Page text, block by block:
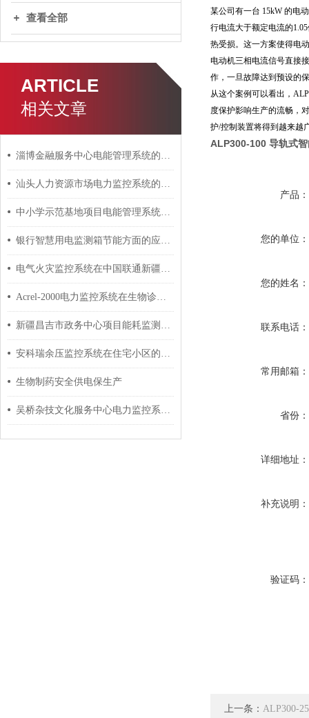
查看全部
ARTICLE
相关文章
淄博金融服务中心电能管理系统的设计与应用
汕头人力资源市场电力监控系统的研究与应用
中小学示范基地项目电能管理系统的设计与应用
银行智慧用电监测箱节能方面的应用前景
电气火灾监控系统在中国联通新疆分公司机房楼项目的应用
Acrel-2000电力监控系统在生物诊断试剂浙江迪安诊断的应用
新疆昌吉市政务中心项目能耗监测系统的研究应用
安科瑞余压监控系统在住宅小区的解决方案 安科瑞 许敏
生物制药安全供电保生产
吴桥杂技文化服务中心电力监控系统的设计与应用
某公司有一台 15kW 的电
行电流大于额定电流的
热受损。这一方案使得电
电动机三相电流信号直接
作，一旦故障达到预设的
从这个案例可以看出，
度保护影响生产的流畅，
护/控制装置将得到越来越
ALP300-100 导轨式
产品：
您的单位：
您的姓名：
联系电话：
常用邮箱：
省份：
详细地址：
补充说明：
验证码：
上一条： ALP300-